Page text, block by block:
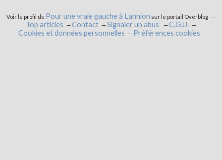
Voir le profil de Pour une vraie gauche à Lannion sur le portail Overblog
Top articles Contact Signaler un abus
C.G.U.
Cookies et données personnelles
Préférences cookies